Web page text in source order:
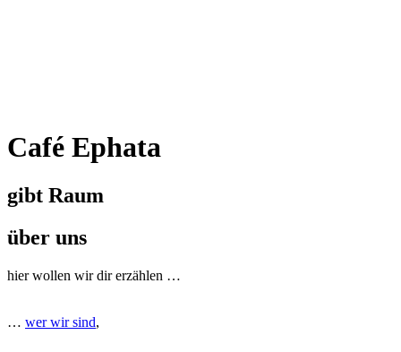
Café Ephata
gibt Raum
über uns
hier wollen wir dir erzählen …
… wer wir sind,